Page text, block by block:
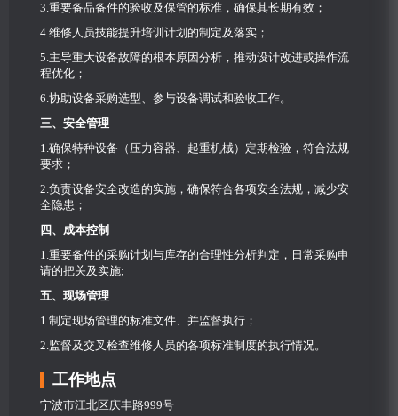
3.重要备品备件的验收及保管的标准，确保其长期有效；
4.维修人员技能提升培训计划的制定及落实；
5.主导重大设备故障的根本原因分析，推动设计改进或操作流
程优化；
6.协助设备采购选型、参与设备调试和验收工作。
三、安全管理
1.确保特种设备（压力容器、起重机械）定期检验，符合法规
要求；
2.负责设备安全改造的实施，确保符合各项安全法规，减少安
全隐患；
四、成本控制
1.重要备件的采购计划与库存的合理性分析判定，日常采购申
请的把关及实施;
五、现场管理
1.制定现场管理的标准文件、并监督执行；
2.监督及交叉检查维修人员的各项标准制度的执行情况。
工作地点
宁波市江北区庆丰路999号